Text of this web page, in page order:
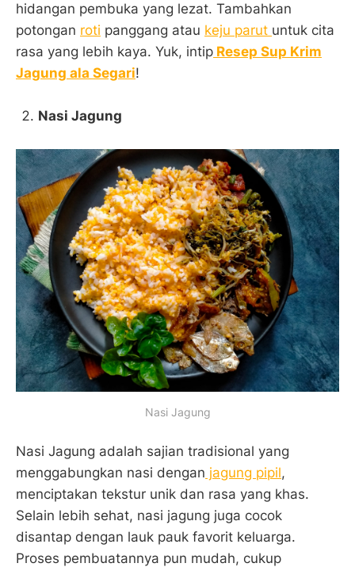
hidangan pembuka yang lezat. Tambahkan
potongan roti panggang atau keju parut untuk cita
rasa yang lebih kaya. Yuk, intip Resep Sup Krim
Jagung ala Segari!
Nasi Jagung
Nasi Jagung
Nasi Jagung adalah sajian tradisional yang
menggabungkan nasi dengan jagung pipil,
menciptakan tekstur unik dan rasa yang khas.
Selain lebih sehat, nasi jagung juga cocok
disantap dengan lauk pauk favorit keluarga.
Proses pembuatannya pun mudah, cukup